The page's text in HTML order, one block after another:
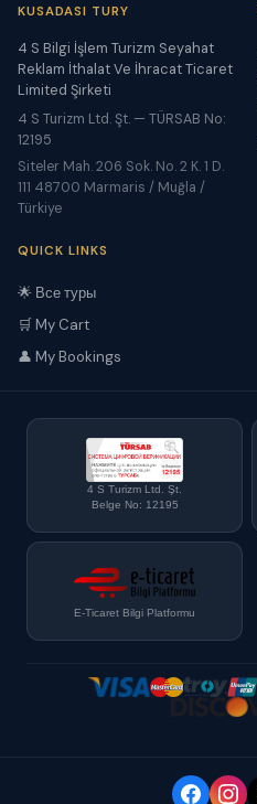
KUSADASI TURY
4 S Bilgi İşlem Turizm Seyahat
Reklam İthalat Ve İhracat Ticaret
Limited Şirketi
4 S Turizm Ltd. Şt. — TÜRSAB No:
12195
Siteler Mah. 206 Sok. No. 2 K. 1 D.
111 48700 Marmaris / Muğla /
Türkiye
QUICK LINKS
🌟 Все туры
🛒 My Cart
👤 My Bookings
4 S Turizm Ltd. Şt.
Belge No: 12195
E-Ticaret Bilgi Platformu